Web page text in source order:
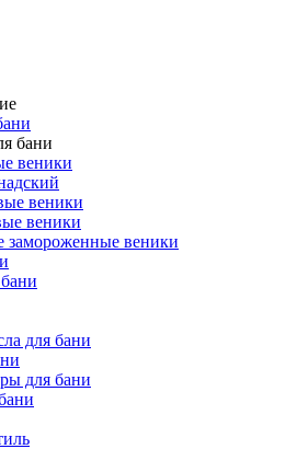
бани
веники
веники
веники
замороженные веники
для бани
для бани